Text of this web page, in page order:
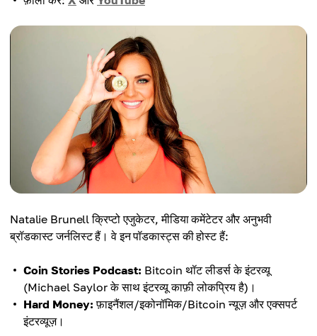
Natalie Brunell क्रिप्टो एजुकेटर, मीडिया कमेंटेटर और अनुभवी
ब्रॉडकास्ट जर्नलिस्ट हैं। वे इन पॉडकास्ट्स की होस्ट हैं:
Coin Stories Podcast: Bitcoin थॉट लीडर्स के इंटरव्यू
(Michael Saylor के साथ इंटरव्यू काफ़ी लोकप्रिय है)।
Hard Money: फ़ाइनैंशल/इकोनॉमिक/Bitcoin न्यूज़ और एक्सपर्ट
इंटरव्यूज़।